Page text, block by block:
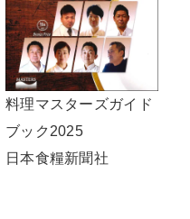
料理マスターズガイド
ブック2025
日本食糧新聞社